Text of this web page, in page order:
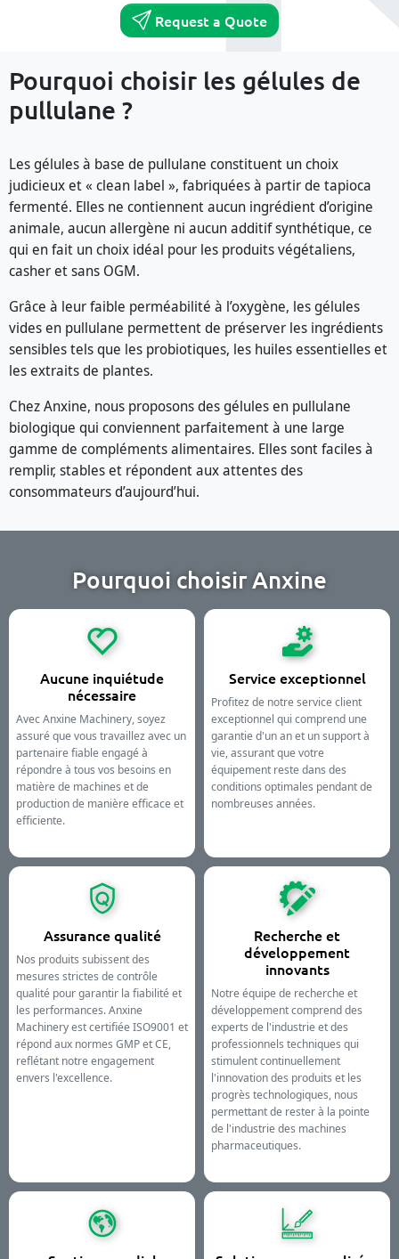
Request a Quote
Pourquoi choisir les gélules de
pullulane ?
Les gélules à base de pullulane constituent un choix
judicieux et « clean label », fabriquées à partir de tapioca
fermenté. Elles ne contiennent aucun ingrédient d’origine
animale, aucun allergène ni aucun additif synthétique, ce
qui en fait un choix idéal pour les produits végétaliens,
casher et sans OGM.
Grâce à leur faible perméabilité à l’oxygène, les gélules
vides en pullulane permettent de préserver les ingrédients
sensibles tels que les probiotiques, les huiles essentielles et
les extraits de plantes.
Chez Anxine, nous proposons des gélules en pullulane
biologique qui conviennent parfaitement à une large
gamme de compléments alimentaires. Elles sont faciles à
remplir, stables et répondent aux attentes des
consommateurs d’aujourd’hui.
Pourquoi choisir Anxine
Aucune inquiétude
nécessaire
Avec Anxine Machinery, soyez
assuré que vous travaillez avec un
partenaire fiable engagé à
répondre à tous vos besoins en
matière de machines et de
production de manière efficace et
efficiente.
Service exceptionnel
Profitez de notre service client
exceptionnel qui comprend une
garantie d'un an et un support à
vie, assurant que votre
équipement reste dans des
conditions optimales pendant de
nombreuses années.
Assurance qualité
Nos produits subissent des
mesures strictes de contrôle
qualité pour garantir la fiabilité et
les performances. Anxine
Machinery est certifiée ISO9001 et
répond aux normes GMP et CE,
reflétant notre engagement
envers l'excellence.
Recherche et
développement
innovants
Notre équipe de recherche et
développement comprend des
experts de l'industrie et des
professionnels techniques qui
stimulent continuellement
l'innovation des produits et les
progrès technologiques, nous
permettant de rester à la pointe
de l'industrie des machines
pharmaceutiques.